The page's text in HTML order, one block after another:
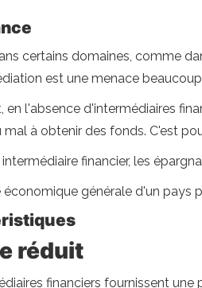
certains domaines, comme
est une menace
en l'absence d'intermédiaires
mal à obtenir des fonds. C'est
intermédiaire financier, les
générale d'un pays
réduit
financiers fournissent